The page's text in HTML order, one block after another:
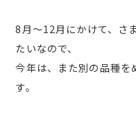
8月〜12月にかけて、さ
たいなので、
今年は、また別の品種を
す。